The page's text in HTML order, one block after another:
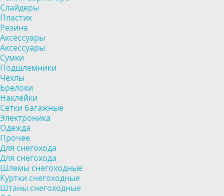
Слайдеры
Пластик
Резина
Аксессуары
Аксессуары
Сумки
Подшлемники
Чехлы
Брелоки
Наклейки
Сетки багажные
Электроника
Одежда
Прочее
Для снегохода
Для снегохода
Шлемы снегоходные
Куртки снегоходные
Штаны снегоходные